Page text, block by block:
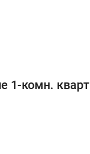
1-комн.